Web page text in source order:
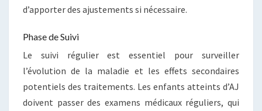
d’apporter des ajustements si nécessaire.
Phase de Suivi
Le suivi régulier est essentiel pour surveiller
l’évolution de la maladie et les effets secondaires
potentiels des traitements. Les enfants atteints d’AJ
doivent passer des examens médicaux réguliers, qui